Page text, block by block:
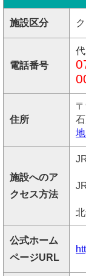
施設区分
電話番号
代
住所
施設へのア
クセス方法
公式ホーム
ページURL